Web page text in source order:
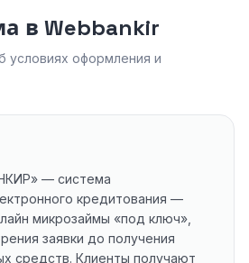
в Webbankir
условиях оформления и
— система
кредитования —
микрозаймы «под ключ»,
заявки до получения
средств. Клиенты получают